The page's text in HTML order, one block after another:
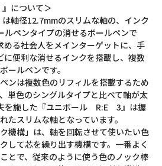
について＞
軸径12.7mmのスリムな軸の、インク
ルペンタイプの消せるボールペンで
める社会人をメインターゲットに、手
に便利な消せるインクを搭載し、複数
ールペンです。
ンは複数色のリフィルを搭載するため
単色のシングルタイプと比べて軸が太
を施した『ユニボール R:E 3』は握
たスリムな軸となっています。
機構」は、軸を回転させて使いたい色
して芯を繰り出す機構です。一番よく
とで、従来のように使う色のノック棒